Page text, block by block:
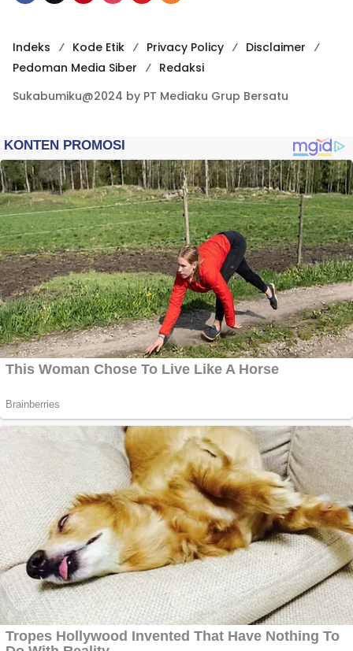
Indeks Kode Etik Privacy Policy
Disclaimer
Pedoman Media Siber
Redaksi
Sukabumiku@2024 by PT Mediaku Grup Bersatu